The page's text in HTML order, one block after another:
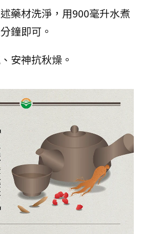
藥材洗淨，用900毫升水煮
鐘即可。
安神抗秋燥。